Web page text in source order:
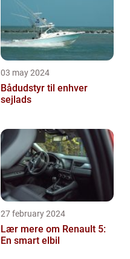
03 may 2024
Bådudstyr til enhver
sejlads
27 february 2024
Lær mere om Renault 5:
En smart elbil